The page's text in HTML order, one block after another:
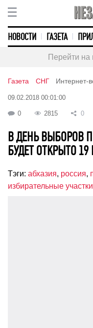
НОВОСТИ ГАЗЕТА
Перейти на
Газета СНГ Интернет-
09.02.2018 00:01:00
0 2815 0
В ДЕНЬ ВЫБОРОВ
БУДЕТ ОТКРЫТО
Тэги: абхазия, россия,
избирательные участки